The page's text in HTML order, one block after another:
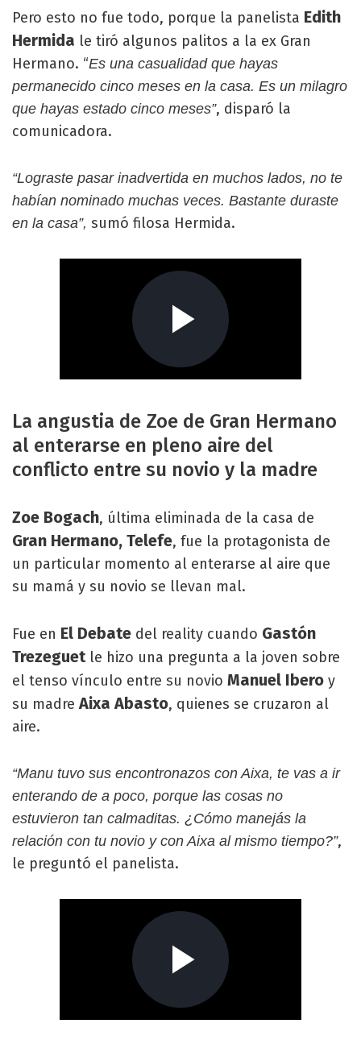
Pero esto no fue todo, porque la panelista Edith
Hermida le tiró algunos palitos a la ex Gran
Hermano. “Es una casualidad que hayas
permanecido cinco meses en la casa. Es un milagro
que hayas estado cinco meses”, disparó la
comunicadora.
“Lograste pasar inadvertida en muchos lados, no te
habían nominado muchas veces. Bastante duraste
en la casa”, sumó filosa Hermida.
La angustia de Zoe de Gran Hermano
al enterarse en pleno aire del
conflicto entre su novio y la madre
Zoe Bogach, última eliminada de la casa de
Gran Hermano, Telefe, fue la protagonista de
un particular momento al enterarse al aire que
su mamá y su novio se llevan mal.
Fue en El Debate del reality cuando Gastón
Trezeguet le hizo una pregunta a la joven sobre
el tenso vínculo entre su novio Manuel Ibero y
su madreAixa Abasto, quienes se cruzaron al
aire.
“Manu tuvo sus encontronazos con Aixa, te vas a ir
enterando de a poco, porque las cosas no
estuvieron tan calmaditas. ¿Cómo manejás la
relación con tu novio y con Aixa al mismo tiempo?”,
le preguntó el panelista.